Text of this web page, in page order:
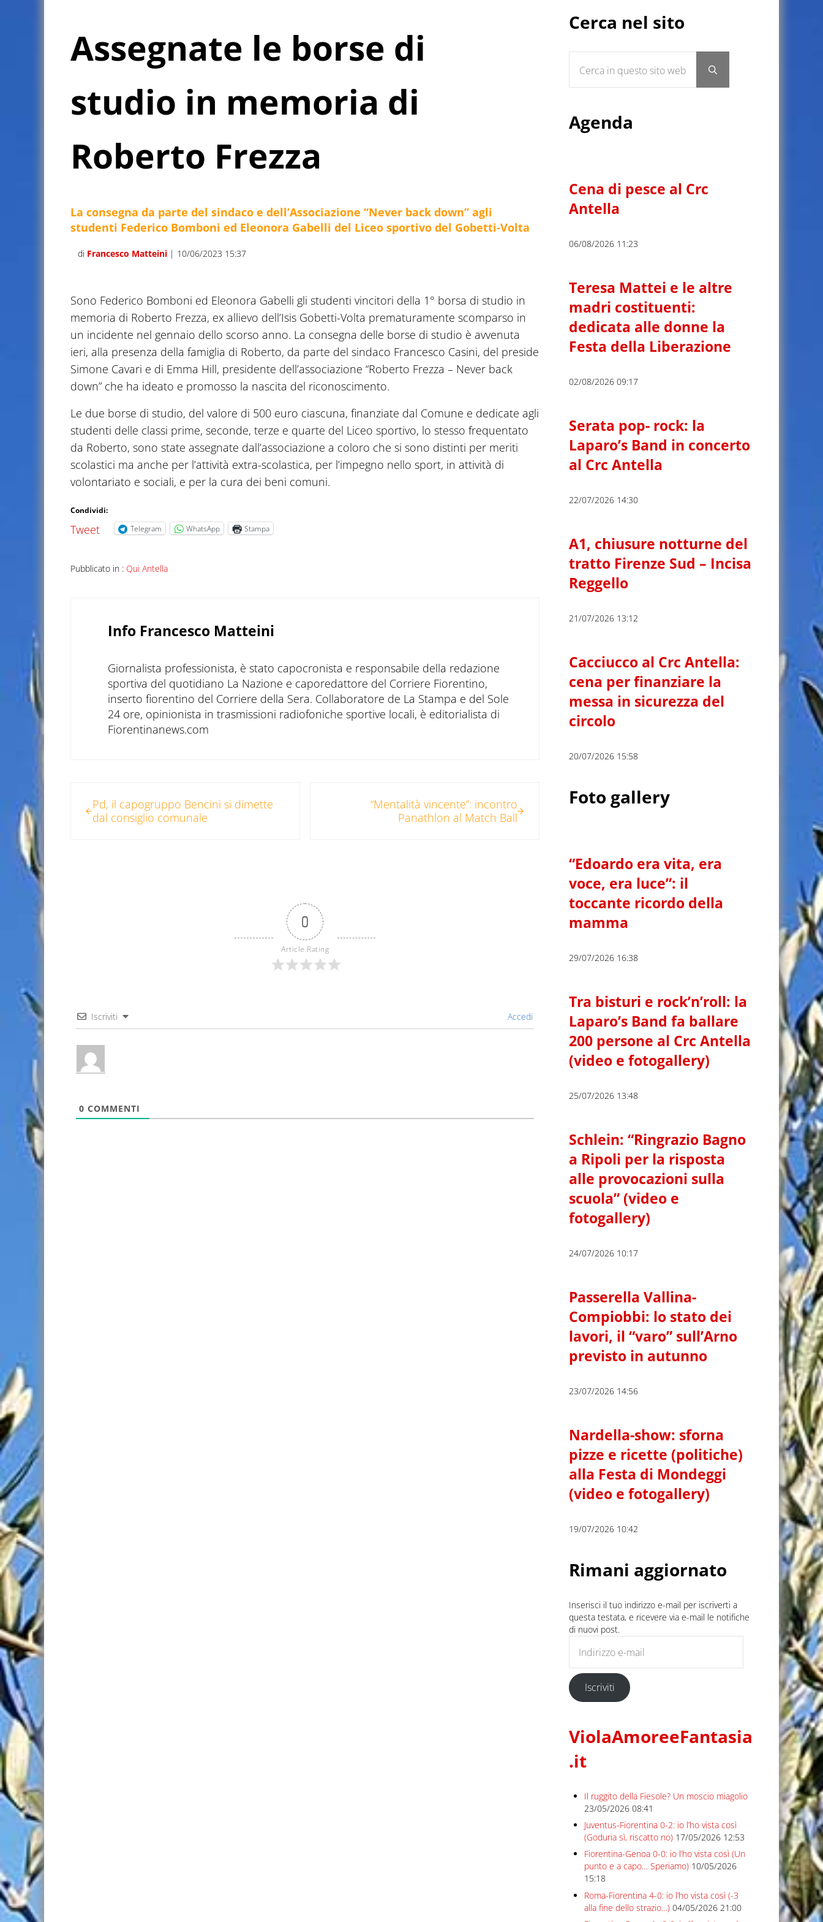
Assegnate le borse di
studio in memoria di
Roberto Frezza
La consegna da parte del sindaco e dell’Associazione “Never back down” agli
studenti Federico Bomboni ed Eleonora Gabelli del Liceo sportivo del Gobetti-Volta
di Francesco Matteini | 10/06/2023 15:37
Sono Federico Bomboni ed Eleonora Gabelli gli studenti vincitori della 1° borsa di studio in
memoria di Roberto Frezza, ex allievo dell’Isis Gobetti-Volta prematuramente scomparso in
un incidente nel gennaio dello scorso anno. La consegna delle borse di studio è avvenuta
ieri, alla presenza della famiglia di Roberto, da parte del sindaco Francesco Casini, del preside
Simone Cavari e di Emma Hill, presidente dell’associazione “Roberto Frezza – Never back
down” che ha ideato e promosso la nascita del riconoscimento.
Le due borse di studio, del valore di 500 euro ciascuna, finanziate dal Comune e dedicate agli
studenti delle classi prime, seconde, terze e quarte del Liceo sportivo, lo stesso frequentato
da Roberto, sono state assegnate dall’associazione a coloro che si sono distinti per meriti
scolastici ma anche per l’attività extra-scolastica, per l’impegno nello sport, in attività di
volontariato e sociali, e per la cura dei beni comuni.
Condividi:
Tweet Telegram WhatsApp Stampa
Pubblicato in : Qui Antella
Info Francesco Matteini
Giornalista professionista, è stato capocronista e responsabile della redazione
sportiva del quotidiano La Nazione e caporedattore del Corriere Fiorentino,
inserto fiorentino del Corriere della Sera. Collaboratore de La Stampa e del Sole
24 ore, opinionista in trasmissioni radiofoniche sportive locali, è editorialista di
Fiorentinanews.com
Pd, il capogruppo Bencini si dimette
dal consiglio comunale
“Mentalità vincente”: incontro
Panathlon al Match Ball
0
Article Rating
Iscriviti Accedi
0 COMMENTI
Cerca nel sito
Submit search
Agenda
Cena di pesce al Crc
Antella
06/08/2026 11:23
Teresa Mattei e le altre
madri costituenti:
dedicata alle donne la
Festa della Liberazione
02/08/2026 09:17
Serata pop- rock: la
Laparo’s Band in concerto
al Crc Antella
22/07/2026 14:30
A1, chiusure notturne del
tratto Firenze Sud – Incisa
Reggello
21/07/2026 13:12
Cacciucco al Crc Antella:
cena per finanziare la
messa in sicurezza del
circolo
20/07/2026 15:58
Foto gallery
“Edoardo era vita, era
voce, era luce”: il
toccante ricordo della
mamma
29/07/2026 16:38
Tra bisturi e rock’n’roll: la
Laparo’s Band fa ballare
200 persone al Crc Antella
(video e fotogallery)
25/07/2026 13:48
Schlein: “Ringrazio Bagno
a Ripoli per la risposta
alle provocazioni sulla
scuola” (video e
fotogallery)
24/07/2026 10:17
Passerella Vallina-
Compiobbi: lo stato dei
lavori, il “varo” sull’Arno
previsto in autunno
23/07/2026 14:56
Nardella-show: sforna
pizze e ricette (politiche)
alla Festa di Mondeggi
(video e fotogallery)
19/07/2026 10:42
Rimani aggiornato
Inserisci il tuo indirizzo e-mail per iscriverti a
questa testata, e ricevere via e-mail le notifiche
di nuovi post.
Iscriviti
ViolaAmoreeFantasia
.it
Il ruggito della Fiesole? Un moscio miagolio
23/05/2026 08:41
Juventus-Fiorentina 0-2: io l’ho vista così
(Goduria sì, riscatto no) 17/05/2026 12:53
Fiorentina-Genoa 0-0: io l’ho vista così (Un
punto e a capo… Speriamo) 10/05/2026
15:18
Roma-Fiorentina 4-0: io l’ho vista così (-3
alla fine dello strazio…) 04/05/2026 21:00